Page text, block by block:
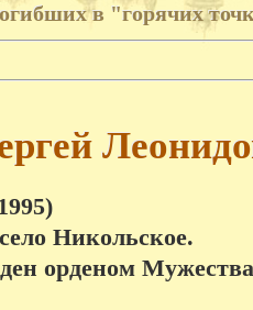
в "горячих
Никольское.
орденом